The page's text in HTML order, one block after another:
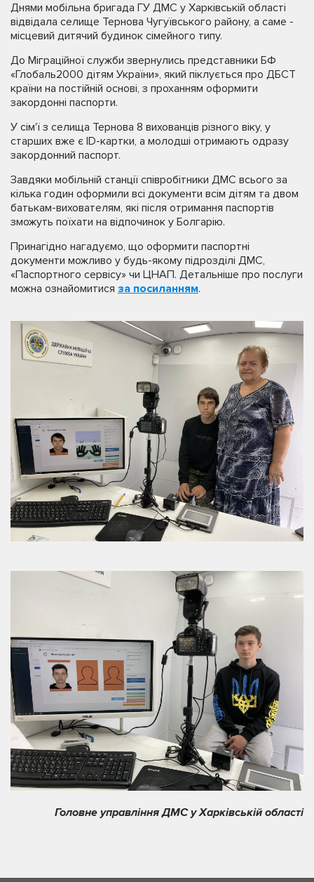
Днями мобільна бригада ГУ ДМС у Харківській області
відвідала селище Тернова Чугуївського району, а саме -
місцевий дитячий будинок сімейного типу.
До Міграційної служби звернулись представники БФ
«‎Глобаль2000 дітям України», який піклується про ДБСТ
країни на постійній основі, з проханням оформити
закордонні паспорти.
У сім'ї з селища Тернова 8 вихованців різного віку, у
старших вже є ID-картки, а молодші отримають одразу
закордонний паспорт.
Завдяки мобільній станції співробітники ДМС всього за
кілька годин оформили всі документи всім дітям та двом
батькам-вихователям, які після отримання паспортів
зможуть поїхати на відпочинок у Болгарію.
Принагідно нагадуємо, що оформити паспортні
документи можливо у будь-якому підрозділі ДМС,
«Паспортного сервісу» чи ЦНАП. Детальніше про послуги
можна ознайомитися за посиланням.
Головне управління ДМС у Харківській області